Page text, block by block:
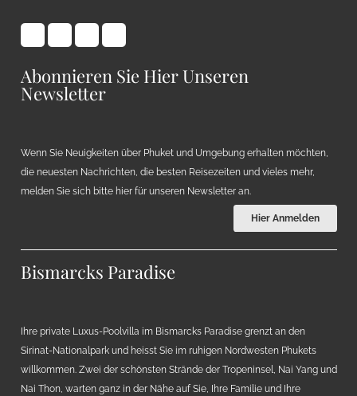
Abonnieren Sie Hier Unseren
Newsletter
Wenn Sie Neuigkeiten über Phuket und Umgebung erhalten möchten,
die neuesten Nachrichten, die besten Reisezeiten und vieles mehr,
melden Sie sich bitte hier für unseren Newsletter an.
Hier Anmelden
Bismarcks Paradise
Ihre private Luxus-Poolvilla im Bismarcks Paradise grenzt an den
Sirinat-Nationalpark und heisst Sie im ruhigen Nordwesten Phukets
willkommen. Zwei der schönsten Strände der Tropeninsel, Nai Yang und
Nai Thon, warten ganz in der Nähe auf Sie, Ihre Familie und Ihre